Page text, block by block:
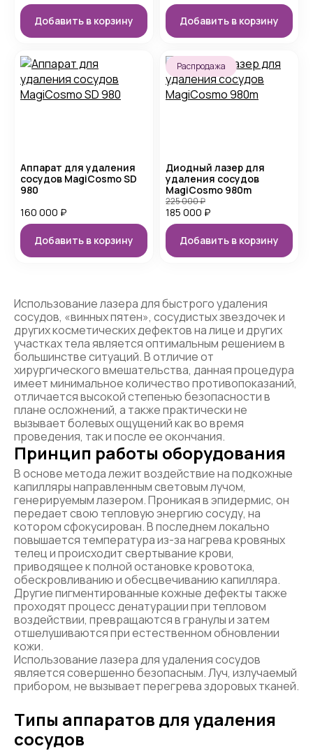
Добавить в корзину Добавить в корзину
Аппарат для удаления
сосудов MagiCosmo SD
980
160 000 ₽
Добавить в корзину
Распродажа
Диодный лазер для
удаления сосудов
MagiCosmo 980m
185 000 ₽
225 000₽
Добавить в корзину
Использование лазера для быстрого удаления
сосудов, «винных пятен», сосудистых звездочек и
других косметических дефектов на лице и других
участках тела является оптимальным решением в
большинстве ситуаций. В отличие от
хирургического вмешательства, данная процедура
имеет минимальное количество противопоказаний,
отличается высокой степенью безопасности в
плане осложнений, а также практически не
вызывает болевых ощущений как во время
проведения, так и после ее окончания.
Принцип работы оборудования
В основе метода лежит воздействие на подкожные
капилляры направленным световым лучом,
генерируемым лазером. Проникая в эпидермис, он
передает свою тепловую энергию сосуду, на
котором сфокусирован. В последнем локально
повышается температура из-за нагрева кровяных
телец и происходит свертывание крови,
приводящее к полной остановке кровотока,
обескровливанию и обесцвечиванию капилляра.
Другие пигментированные кожные дефекты также
проходят процесс денатурации при тепловом
воздействии, превращаются в гранулы и затем
отшелушиваются при естественном обновлении
кожи.
Использование лазера для удаления сосудов
является совершенно безопасным. Луч, излучаемый
прибором, не вызывает перегрева здоровых тканей.
Типы аппаратов для удаления
сосудов